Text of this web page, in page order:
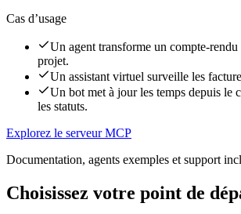
Cas d’usage
Un agent transforme un compte-rendu
projet.
Un assistant virtuel surveille les
Un bot met à jour les temps depuis le
les statuts.
Explorez le serveur MCP
Documentation, agents exemples et support
Choisissez votre point de